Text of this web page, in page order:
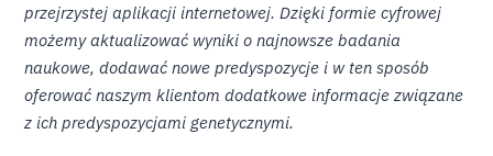
przejrzystej aplikacji internetowej. Dzięki formie cyfrowej
możemy aktualizować wyniki o najnowsze badania
naukowe, dodawać nowe predyspozycje i w ten sposób
oferować naszym klientom dodatkowe informacje związane
z ich predyspozycjami genetycznymi.